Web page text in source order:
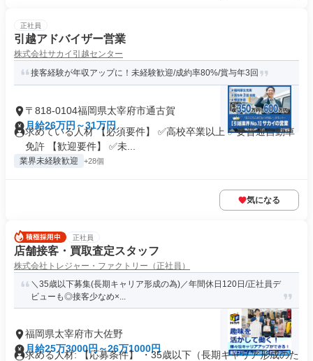
正社員
引越アドバイザー営業
株式会社サカイ引越センター
接客経験が年収アップに！未経験歓迎/成約率80%/賞与年3回
〒818-0104福岡県太宰府市通古賀
月給26万円～31万円
求めている人材 【必須要件】 ✅高校卒業以上 ✅要普通自動車
免許 【歓迎要件】 ✅未...
業界未経験歓迎 +28個
気になる
正社員
店舗接客・買取査定スタッフ
株式会社トレジャー・ファクトリー（正社員）
＼35歳以下募集(長期キャリア形成の為)／年間休日120日/正社員デ
ビューも◎接客少なめ×...
福岡県太宰府市大佐野
月給25万3000円～26万1000円
求める人材: 【応募条件】 ・35歳以下（長期キャリア形成のた